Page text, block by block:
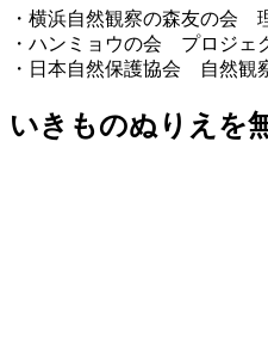
・横浜自然観察の森友の会
・ハンミョウの会 プロジェ
・日本自然保護協会 自然観
いきものぬりえを